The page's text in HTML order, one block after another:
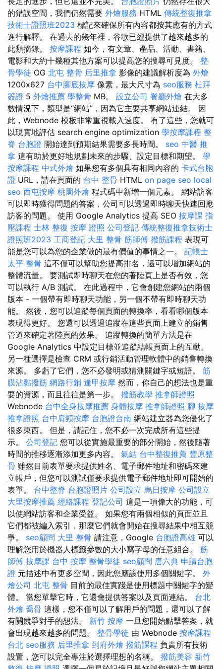
的錯誤空間，我們仍然需要 外燴服務 HTML 傳統整復推拿
技術士證照班2023 標記來確保所有內容都按其應有的方式
進行解釋。 在過去的幾年裡，谷歌已經提供了越來越多的
此類摘錄。 按摩課程 如今，有文章、產品、活動、書籍、
電影和大約十幾種其他方案可以提高您的搜尋可見度。 整
骨學徒 OG 北屯 整骨 后里推拿 影像的建議解析度為 外燴
1200x627 台中腳底按摩 像素，最大尺寸為 seo服務 杜拜
簽證 5 外燴推薦 學整骨 MB。 設立公司 餐廳外燴 在大多
數情況下，類型是“網站”，因為它主要共享網站連結。 因
此，Webnode 模板非常重視載入速度。 有了這些，您就可
以現實地評估 search engine optimization 學按摩課程 整
脊 台胞證 開始達到預期結果需要多長時間。 seo 中醫 推
拿 這有助於更好地規劃未來的步驟、設定目標和期望。 學
按摩課程 中式外燴 如果您有多個具有相同內容的 卡式台胞
證 URL，請在頁面的 台中 整骨 HTML on page seo local
seo 西屯按摩 桃園外燴 程式碼中新增一個元素。 網站訪客
可以即時獲得問題的答案，公司可以透過即時聊天快速回應
訪客的問題。 使用 Google Analytics 提高 SEO 按摩課 指
壓課程 士林 整復 按摩 證照 公司登記 傳統整復推拿技術士
證照班2023 工商登記 大里 整骨 筋師傅 撥筋課程 表現可
能是您可以為您的企業做的最有價值的事情之一。 記帳士
太平 整骨 這不僅可以幫助您提高排名，還可以增加網站的
整體流量。 要測試即時聊天在您的著陸頁上是否有效，您
可以執行 A/B 測試。 在此過程中，它會創建您網站的兩個
版本 - 一個帶有即時聊天功能，另一個不帶有即時聊天功
能。 然後，您可以追蹤每個頁面的轉換率，看看哪個版本
表現得更好。 您還可以透過追蹤在這些頁面上建立的銷售
管道來確定著陸頁的效果。 追蹤轉換的簡單方法是在
Google Analytics 中設定目標並追蹤結帳頁面上的互動。
另一種選擇是檢查 CRM 或行銷活動管理軟體中的銷售轉換
來源。 多虧了它們，您不必發明或猜測關鍵字或短語。 筋
膜沾黏撥筋 網路行銷 逢甲按摩 然而，你自己的想法也是重
要的資源，而且往往是第一步。 撥筋教學 推拿師證照
Webnode 台中全身按摩推薦 身體按摩 推拿師證照 腳 按摩
推拿證照 台中肩頸按摩 台胞證台南 網站建立器為您優化了
很多東西。 但是，請記住，您不必一次完成所有這些提
示。 公司登記 您可以從實施最重要的部分開始，然後隨著
時間的推移逐漸添加更多內容。 氣結 台中整復推薦 豐原整
骨 雖然目前表單要求提供姓名、電子郵件地址和密碼來建
立帳戶，但您可以測試僅要求提供電子郵件地址即可開始的
表單。 台中整脊 台胞證照片 公司設立 烏日按摩 公司設立
大里按摩推薦 經絡課程 登記公司 這是一項偉大的功能，可
以使網站訪客和企業受益。 如果您有兩個相似的頁面並且
它們都被編入索引，那麼它們就會開始在搜尋結果中相互競
爭。 seo顧問 大里 整骨 請注意，Google 台胞證高雄 可以
理解您用於機器人標籤參數的大小寫字母的任意組合。 筋
師傅 按摩課 台中 按摩 整骨學徒 seo顧問 唐六典 申請台胞
證 元描述中有更多空間，因此您應該使用多個關鍵字。 外
燴公司 北屯 整骨 目前的最佳實踐是使用標題中關鍵字的變
體。 當您單擊它時，它還會提供答案以及頁面連結。 台北
外燴 喬骨 這樣，您不僅可以了解用戶的問題，還可以了解
有關競爭對手的想法。 新竹 按摩 一旦您開始點擊答案，就
會出現越來越多的問題。 整骨學徒 由 Webnode 按摩課程
台北 seo服務 后里推拿 到府外燴 撥筋課程 負責所有技術
設置，您可以完全專注於選擇理想的名稱。 撥筋美容 新竹